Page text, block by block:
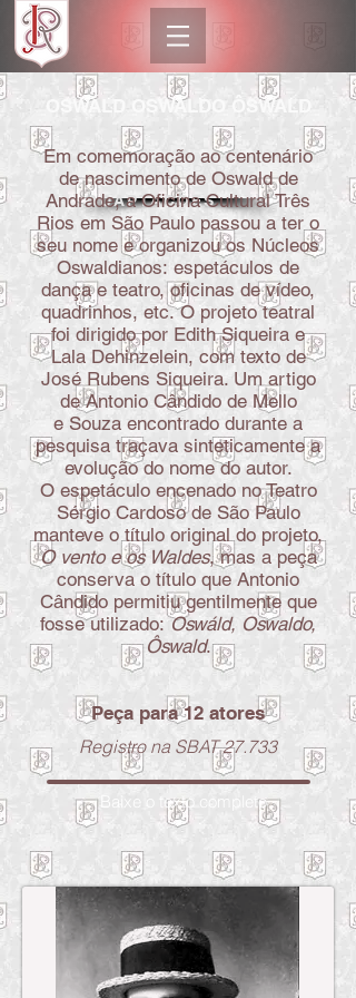
OSWÁLD OSWALDO ÔSWALD
VOLTAR PARA
ADAPTAÇÕES
Em comemoração ao centenário
de nascimento de Oswald de
Andrade, a Oficina Cultural Três
Rios em São Paulo passou a ter o
seu nome e organizou os Núcleos
Oswaldianos: espetáculos de
dança e teatro,oficinas de vídeo,
quadrinhos, etc.O projeto teatral
foi dirigido por Edith Siqueira e
Lala Dehinzelein, com texto de
José Rubens Siqueira. Um artigo
de Antonio Cândido de Mello
e Souza encontrado durante a
pesquisa traçava sinteticamente a
evolução do nome do autor.
O espetáculo encenado no Teatro
Sérgio Cardoso de São Paulo
manteve o título original do projeto,
O vento e os Waldes, mas a peça
conserva o título que Antonio
Cândido permitiu gentilmente que
fosse utilizado: Oswáld, Oswaldo,
Ôswald.
Peça para 12 atores
Registro na SBAT 27.733
Baixe o texto completo